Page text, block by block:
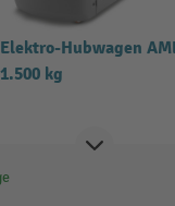
Hubwagen
kg